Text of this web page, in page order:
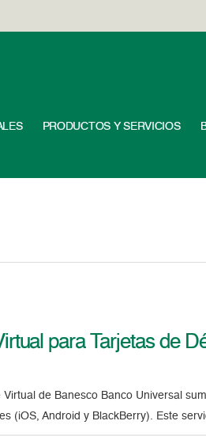
PRODUCTOS Y SERVICIOS
para Tarjetas de
Virtual de Banesco Banco Universal
(iOS, Android y BlackBerry). Este